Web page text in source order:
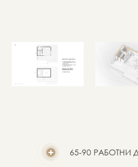
65-90 РАБОТНИ